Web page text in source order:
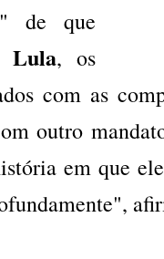
de que
Lula, os
com as
outro
em que